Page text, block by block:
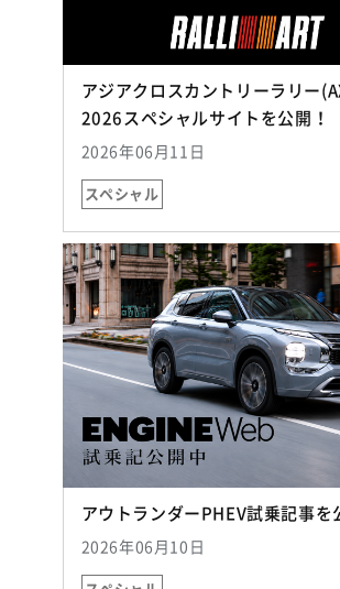
アジアクロスカントリーラリー
2026スペシャルサイトを公開！
2026年06月11日
スペシャル
アウトランダーPHEV試乗記事を
2026年06月10日